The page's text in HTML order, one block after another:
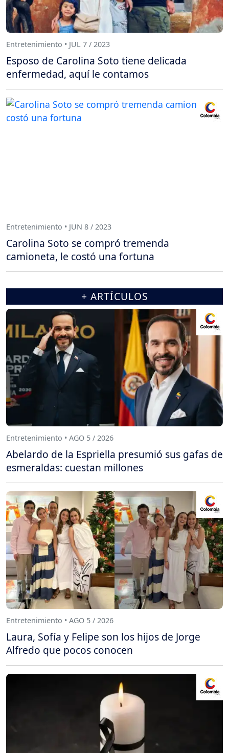
Entretenimiento • JUL 7 / 2023
Esposo de Carolina Soto tiene delicada
enfermedad, aquí le contamos
Entretenimiento • JUN 8 / 2023
Carolina Soto se compró tremenda
camioneta, le costó una fortuna
+ ARTÍCULOS
Entretenimiento • AGO 5 / 2026
Abelardo de la Espriella presumió sus gafas de
esmeraldas: cuestan millones
Entretenimiento • AGO 5 / 2026
Laura, Sofía y Felipe son los hijos de Jorge
Alfredo que pocos conocen